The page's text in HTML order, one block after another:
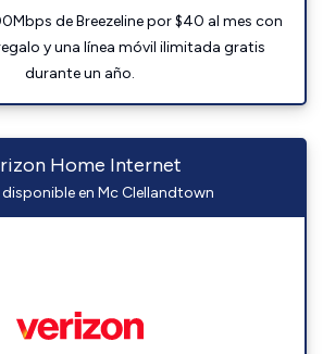
de Breezeline por $40 al mes con
y una línea móvil ilimitada gratis
durante un año.
Home Internet
en Mc Clellandtown